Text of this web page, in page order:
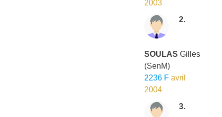
2003
2.
SOULAS Gilles
(SenM)
2236 F avril
2004
3.